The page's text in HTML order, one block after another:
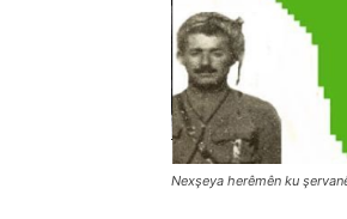
Nexşeya herêmên ku